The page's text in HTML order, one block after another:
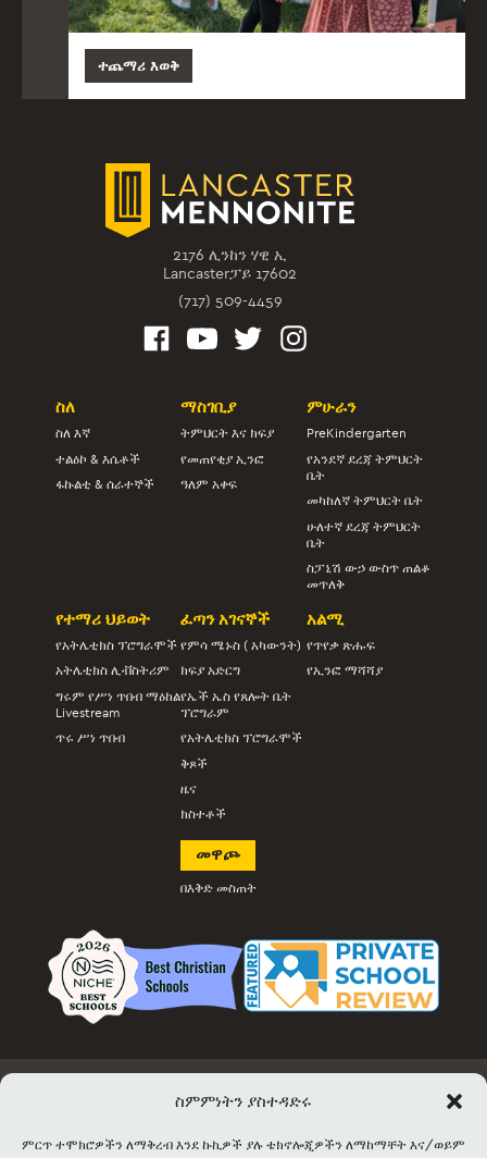
ስምምነትን ያስተዳድሩ
ምርጥ ተሞክሮዎችን ለማቅረብ እንደ ኩኪዎች ያሉ ቴክኖሎጂዎችን ለማከማቸት እና/ወይም
ተጨማሪ እወቅ
2176 ሊንከን ሃዊ ኢ
Lancasterፓይ 17602
(717) 509-4459
ስለ
ስለ እኛ
ተልዕኮ & እሴቶች
ፋኩልቲ & ሰራተኞች
ማስገቢያ
ትምህርት እና ክፍያ
የመጠየቂያ ኢንፎ
ዓለም አቀፍ
ምሁራን
PreKindergarten
የአንደኛ ደረጃ ትምህርት
ቤት
መካከለኛ ትምህርት ቤት
ሁለተኛ ደረጃ ትምህርት
ቤት
ስፓኒሽ ውኃ ውስጥ ጠልቆ
መጥለቅ
የተማሪ ህይወት
የአትሌቲክስ ፕሮግራሞች
አትሌቲክስ ሊቭስትሪም
ግሩም የሥነ ጥበብ ማዕከል
Livestream
ጥሩ ሥነ ጥበብ
ፈጣን አገናኞች
የምሳ ሜኑስ ( አካውንት)
ክፍያ አድርግ
የኤች ኤስ የጸሎት ቤት
ፕሮግራም
የአትሌቲክስ ፕሮግራሞች
ቅጾች
ዜና
ክስተቶች
አልሚ
የጥየቃ ጽሑፍ
የኢንፎ ማሻሻያ
መዋጮ
በእቅድ መስጠት
ክስተት Info &ትኬት ሽያጭ
የሳይትካርታ